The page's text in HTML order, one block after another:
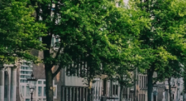
én een stijlvolle
keuken is van alle
voorzien, perfect voor het
heerlijke maaltijden.
stap je zo het
waar je kunt genieten
uitzicht en een
gezellige
eethoek. De
gemakken
bereiden
Vanuit de
balkon op,
van een